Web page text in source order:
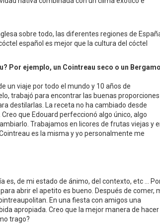
sobre todo, las diferentes regiones de
español es mejor que la cultura del cóctel
Por ejemplo, un Cointreau seco o un
un viaje por todo el mundo y 10 años de
trabajó para encontrar las buenas
destilarlas. La receta no ha cambiado desde
que Edouard perfeccionó algo único, algo
Trabajamos en licores de frutas viejas y
es la misma y yo personalmente me
es, de mi estado de ánimo, del contexto, etc …
abrir el apetito es bueno. Después de comer,
En una fiesta con amigos una
apropiada. Creo que la mejor manera de hacer
trago?